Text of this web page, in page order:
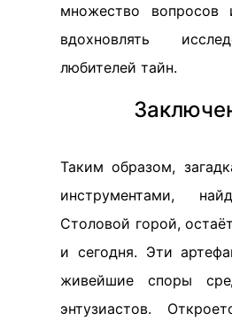
множество вопросов
вдохновлять
любителей тайн.
Таким образом,
инструментами,
Столовой горой,
и сегодня. Эти
живейшие споры
энтузиастов.